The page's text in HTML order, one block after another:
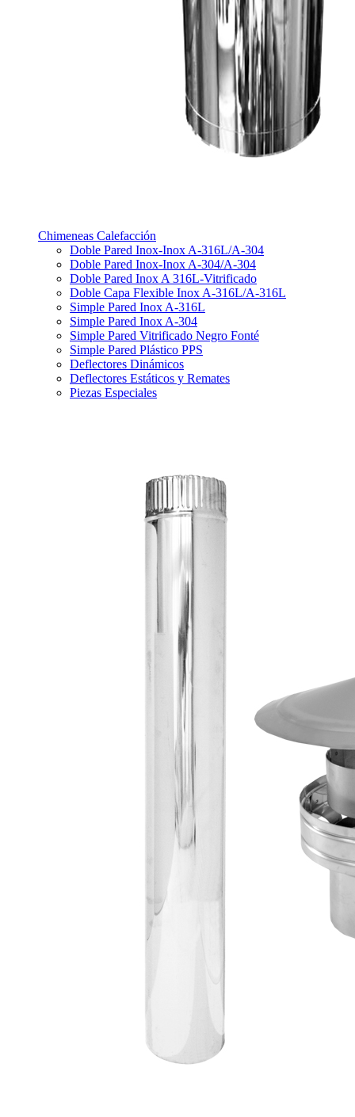
Chimeneas Calefacción
Doble Pared Inox-Inox A-316L/A-304
Doble Pared Inox-Inox A-304/A-304
Doble Pared Inox A 316L-Vitrificado
Doble Capa Flexible Inox A-316L/A-316L
Simple Pared Inox A-316L
Simple Pared Inox A-304
Simple Pared Vitrificado Negro Fonté
Simple Pared Plástico PPS
Deflectores Dinámicos
Deflectores Estáticos y Remates
Piezas Especiales